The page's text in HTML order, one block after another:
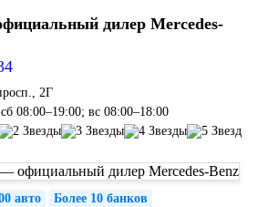
дилер Mercedes-
2Г
08:00–19:00; вс 08:00–18:00
авто Более 10 банков